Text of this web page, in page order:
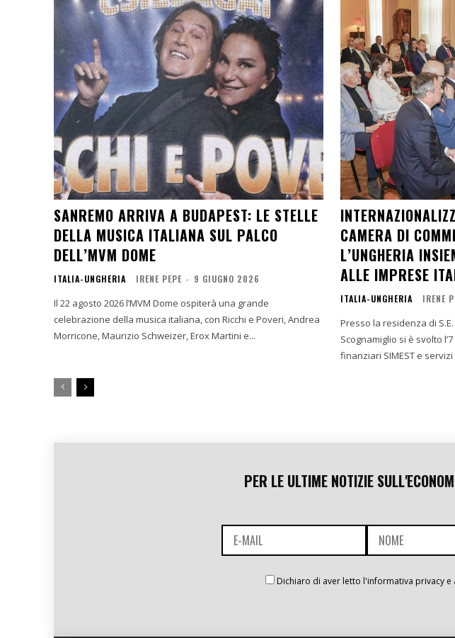
SANREMO ARRIVA A BUDAPEST: LE STELLE
DELLA MUSICA ITALIANA SUL PALCO
DELL’MVM DOME
ITALIA-UNGHERIA IRENE PEPE - 9 GIUGNO 2026
Il 22 agosto 2026 l’MVM Dome ospiterà una grande
celebrazione della musica italiana, con Ricchi e Poveri, Andrea
Morricone, Maurizio Schweizer, Erox Martini e...
CAMERA DI
L’UNGHERIA
ALLE IMPRESE
ITALIA-UNGHERIA IRENE
Presso la residenza di
Scognamiglio si è svolto
finanziari SIMEST e
PER LE ULTIME NOTIZIE
Dichiaro di aver letto l'informativa privacy